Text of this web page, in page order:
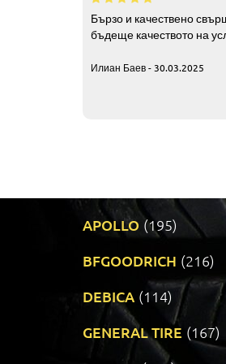
Бързо и качествено
бъдеще качеството на
Илиан Баев - 30.03.2025
APOLLO (195)
BFGOODRICH (216)
DEBICA (114)
GENERAL TIRE (167)